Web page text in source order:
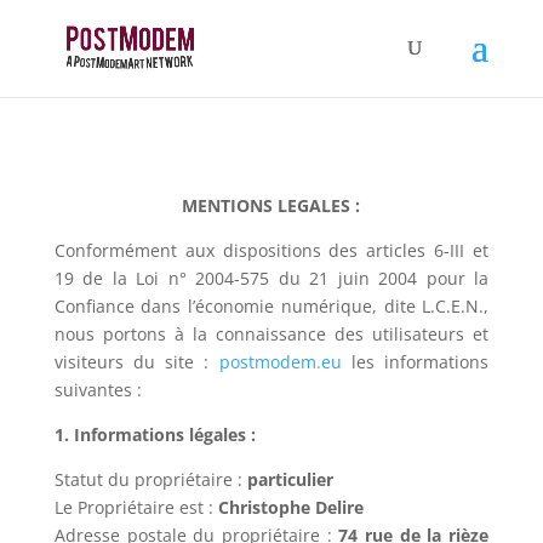
MENTIONS LEGALES :
Conformément aux dispositions des articles 6-III et
19 de la Loi n° 2004-575 du 21 juin 2004 pour la
Confiance dans l’économie numérique, dite L.C.E.N.,
nous portons à la connaissance des utilisateurs et
visiteurs du site : postmodem.eu les informations
suivantes :
1. Informations légales :
Statut du propriétaire : particulier
Le Propriétaire est : Christophe Delire
Adresse postale du propriétaire :74 rue de la rièze